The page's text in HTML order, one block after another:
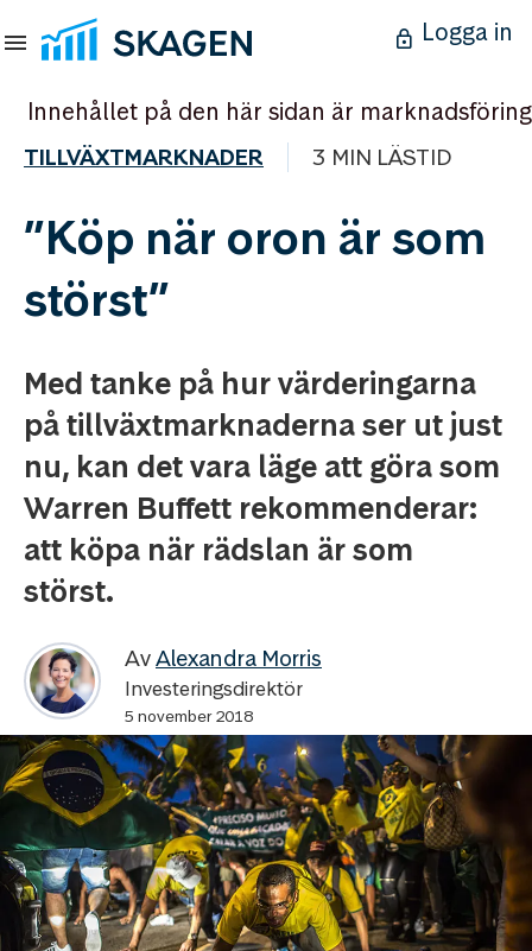
Logga in
Innehållet på den här sidan är marknadsföring
TILLVÄXTMARKNADER 3 MIN LÄSTID
”Köp när oron är som
störst”
Med tanke på hur värderingarna
på tillväxtmarknaderna ser ut just
nu, kan det vara läge att göra som
Warren Buffett rekommenderar:
att köpa när rädslan är som
störst.
AvAlexandra Morris
Investeringsdirektör
5 november 2018